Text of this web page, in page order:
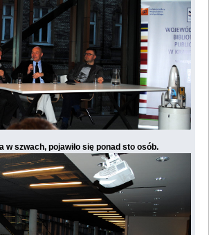
w szwach, pojawiło się ponad sto osób.